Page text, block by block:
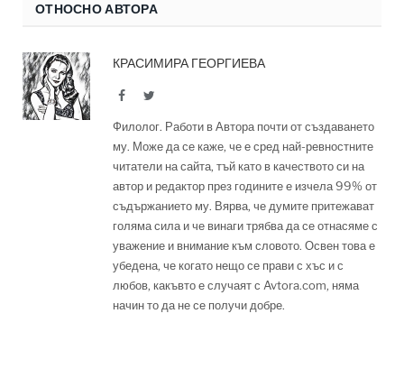
ОТНОСНО АВТОРА
КРАСИМИРА ГЕОРГИЕВА
FacebookTwitter
Филолог. Работи в Автора почти от създаването
му. Може да се каже, че е сред най-ревностните
читатели на сайта, тъй като в качеството си на
автор и редактор през годините е изчела 99% от
съдържанието му. Вярва, че думите притежават
голяма сила и че винаги трябва да се отнасяме с
уважение и внимание към словото. Освен това е
убедена, че когато нещо се прави с хъс и с
любов, какъвто е случаят с Avtora.com, няма
начин то да не се получи добре.